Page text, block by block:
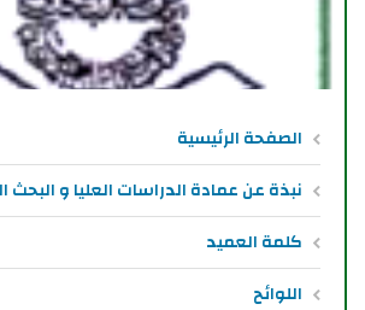
الصفحة الرئيسية
نبذة عن عمادة الدراسات العليا و البحث
كلمة العميد
اللوائح